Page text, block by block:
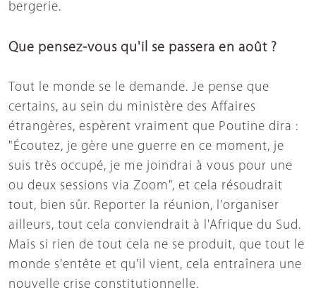
bergerie.
Que pensez-vous qu'il se passera en août ?
Tout le monde se le demande. Je pense que
certains, au sein du ministère des Affaires
étrangères, espèrent vraiment que Poutine dira :
"Écoutez, je gère une guerre en ce moment, je
suis très occupé, je me joindrai à vous pour une
ou deux sessions via Zoom", et cela résoudrait
tout, bien sûr. Reporter la réunion, l'organiser
ailleurs, tout cela conviendrait à l'Afrique du Sud.
Mais si rien de tout cela ne se produit, que tout le
monde s'entête et qu'il vient, cela entraînera une
nouvelle crise constitutionnelle.